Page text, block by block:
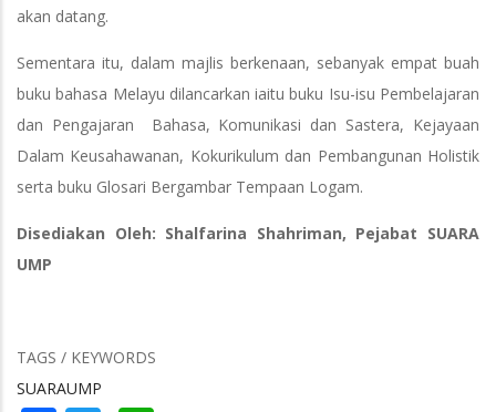
akan datang.
Sementara itu, dalam majlis berkenaan, sebanyak empat buah
buku bahasa Melayu dilancarkan iaitu buku Isu-isu Pembelajaran
dan Pengajaran Bahasa, Komunikasi dan Sastera, Kejayaan
Dalam Keusahawanan, Kokurikulum dan Pembangunan Holistik
serta buku Glosari Bergambar Tempaan Logam.
Disediakan Oleh: Shalfarina Shahriman, Pejabat SUARA
UMP
TAGS / KEYWORDS
SUARAUMP